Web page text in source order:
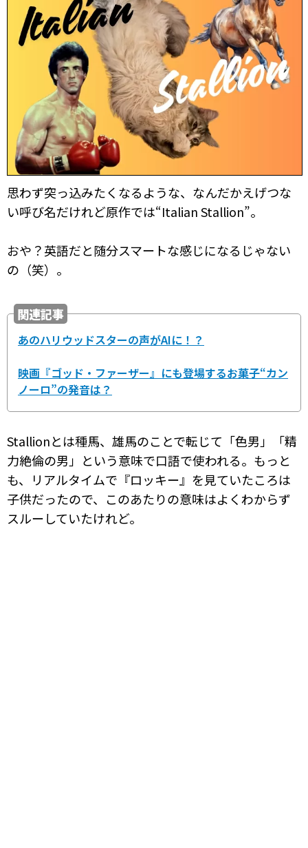
思わず突っ込みたくなるような、なんだかえげつな
い呼び名だけれど原作では“Italian Stallion”。
おや？英語だと随分スマートな感じになるじゃない
の（笑）。
関連記事
あのハリウッドスターの声がAIに！？
映画『ゴッド・ファーザー』にも登場するお菓子“カン
ノーロ”の発音は？
Stallionとは種馬、雄馬のことで転じて「色男」「精
力絶倫の男」という意味で口語で使われる。もっと
も、リアルタイムで『ロッキー』を見ていたころは
子供だったので、このあたりの意味はよくわからず
スルーしていたけれど。